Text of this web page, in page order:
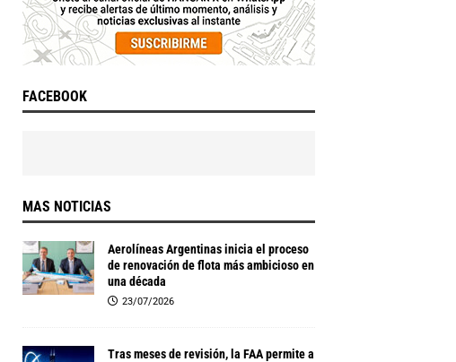
FACEBOOK
MAS NOTICIAS
Aerolíneas Argentinas inicia el proceso
de renovación de flota más ambicioso en
una década
23/07/2026
Tras meses de revisión, la FAA permite a